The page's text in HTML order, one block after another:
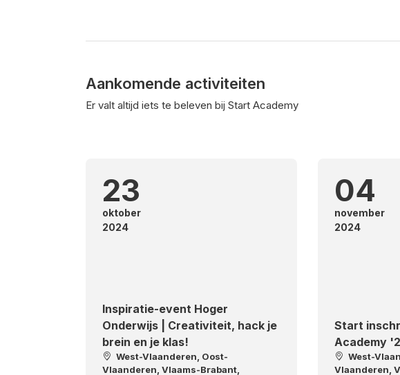
Aankomende activiteiten
Er valt altijd iets te beleven bij Start Academy
23
oktober
2024
Inspiratie-event Hoger
Onderwijs | Creativiteit, hack je
brein en je klas!
West-Vlaanderen, Oost-
Vlaanderen, Vlaams-Brabant,
04
november
2024
Start
Academy
West-
Vlaanderen,